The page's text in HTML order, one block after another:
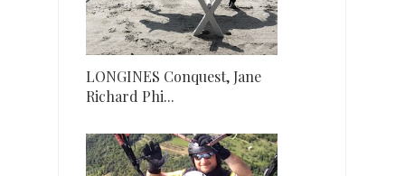
LONGINES Conquest, Jane
Richard Phi...